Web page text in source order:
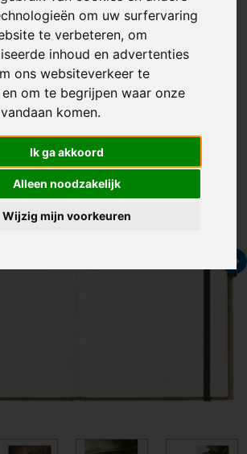
om uw surfervaring
te verbeteren, om
inhoud en advertenties
ons websiteverkeer te
en om te begrijpen waar onze
komen.
Ik ga akkoord
Alleen noodzakelijk
Wijzig mijn voorkeuren
en duurzaam
192702